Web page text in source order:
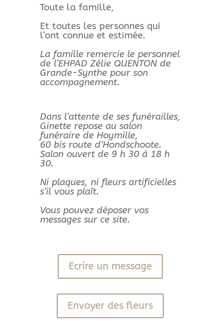
Toute la famille,
Et toutes les personnes qui
l’ont connue et estimée.
La famille remercie le personnel
de l’EHPAD Zélie QUENTON de
Grande-Synthe pour son
accompagnement.
Dans l’attente de ses funérailles,
Ginette repose au salon
funéraire de Hoymille,
60 bis route d’Hondschoote.
Salon ouvert de 9 h 30 à 18 h
30.
Ni plaques, ni fleurs artificielles
s’il vous plaît.
Vous pouvez déposer vos
messages sur ce site.
Ecrire un message
Envoyer des fleurs